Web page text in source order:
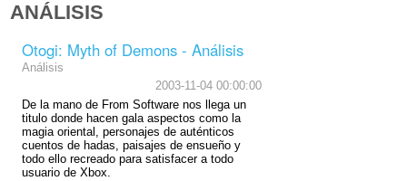
ANÁLISIS
Otogi: Myth of Demons - Análisis
Análisis
2003-11-04 00:00:00
De la mano de From Software nos llega un
titulo donde hacen gala aspectos como la
magia oriental, personajes de auténticos
cuentos de hadas, paisajes de ensueño y
todo ello recreado para satisfacer a todo
usuario de Xbox.